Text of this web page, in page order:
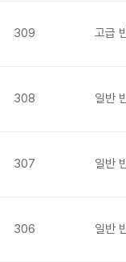
309 고급
308 일반
307 일반
306 일반